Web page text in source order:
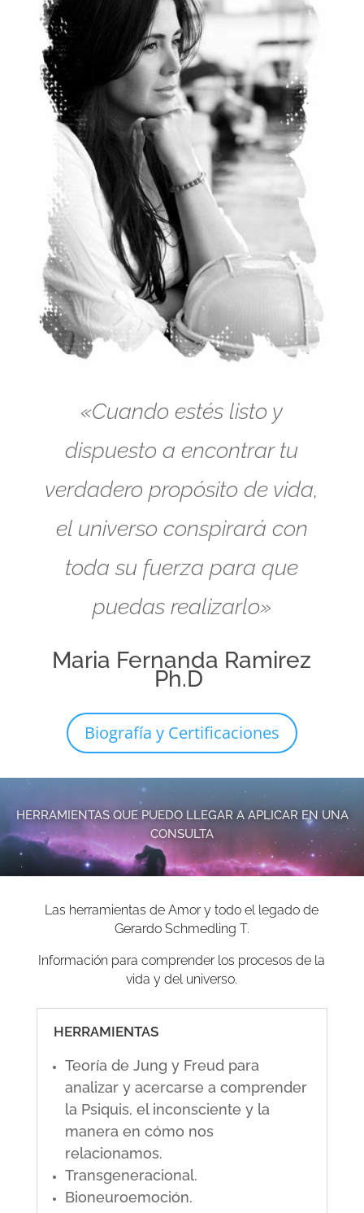
«Cuando estés listo y
dispuesto a encontrar tu
verdadero propósito de vida,
el universo conspirará con
toda su fuerza para que
puedas realizarlo»
Maria Fernanda Ramirez
Ph.D
Biografía y Certificaciones
HERRAMIENTAS QUE PUEDO LLEGAR A APLICAR EN UNA
CONSULTA
Las herramientas de Amor y todo el legado de
Gerardo Schmedling T.
Información para comprender los procesos de la
vida y del universo.
HERRAMIENTAS
Teoría de Jung y Freud para
analizar y acercarse a comprender
la Psiquis, el inconsciente y la
manera en cómo nos
relacionamos.
Transgeneracional.
Bioneuroemoción.